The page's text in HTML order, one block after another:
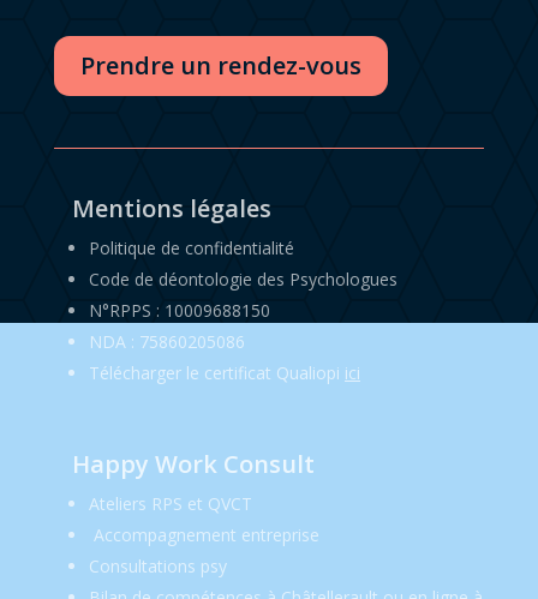
Prendre un rendez-vous
Mentions légales
Politique de confidentialité
Code de déontologie des Psychologues
N°RPPS : 10009688150
NDA : 75860205086
Télécharger le certificat Qualiopi ici
Happy Work Consult
Ateliers RPS et QVCT
Accompagnement entreprise
Consultations psy